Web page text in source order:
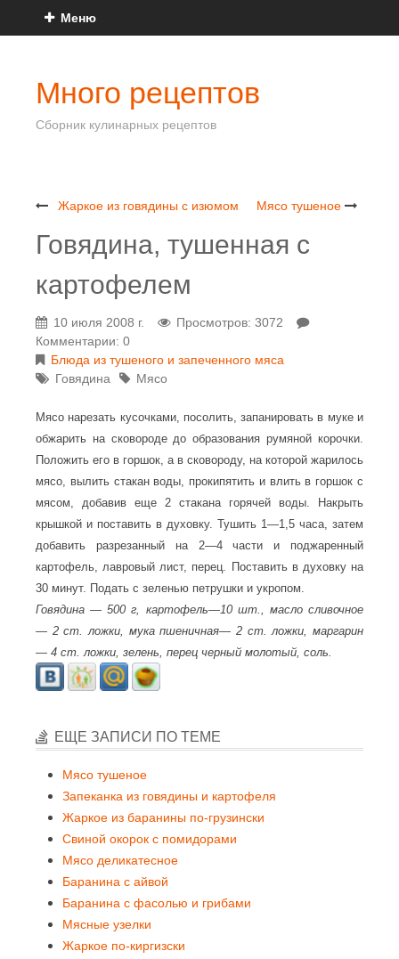
Меню
Много рецептов
Сборник кулинарных рецептов
Жаркое из говядины с изюмом Мясо тушеное
Говядина, тушенная с
картофелем
10 июля 2008 г.
Просмотров: 3072
Комментарии: 0
Блюда из тушеного и запеченного мяса
Говядина
Мясо
Мясо нарезать кусочками, посолить, запанировать в муке и
обжарить на сковороде до образования румяной корочки.
Положить его в горшок, а в сковороду, на которой жарилось
мясо, вылить стакан воды, прокипятить и влить в горшок с
мясом, добавив еще 2 стакана горячей воды. Накрыть
крышкой и поставить в духовку. Тушить 1—1,5 часа, затем
добавить разрезанный на 2—4 части и поджаренный
картофель, лавровый лист, перец. Поставить в духовку на
30 минут. Подать с зеленью петрушки и укропом.
Говядина — 500 г, картофель—10 шт., масло сливочное
— 2 ст. ложки, мука пшеничная— 2 ст. ложки, маргарин
— 4 ст. ложки, зелень, перец черный молотый, соль.
ЕЩЕ ЗАПИСИ ПО ТЕМЕ
Мясо тушеное
Запеканка из говядины и картофеля
Жаркое из баранины по-грузински
Свиной окорок с помидорами
Мясо деликатесное
Баранина с айвой
Баранина с фасолью и грибами
Мясные узелки
Жаркое по-киргизски